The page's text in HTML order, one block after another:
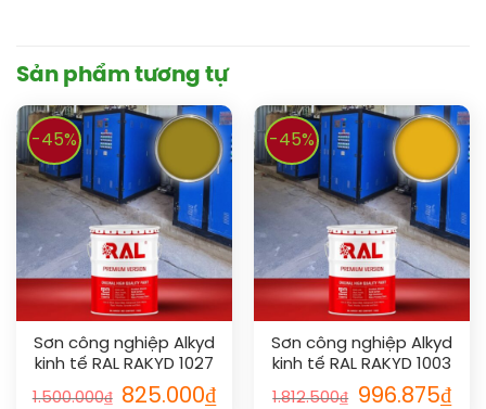
Sản phẩm tương tự
-45%
Sơn công nghiệp Alkyd
kinh tế RAL RAKYD 1027
1.500.000₫ 825.000₫
-45%
Sơn công nghiệp Alkyd
kinh tế RAL RAKYD 1003
1.812.500₫ 996.875₫